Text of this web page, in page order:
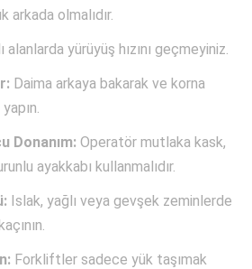
arkada olmalıdır.
alanlarda yürüyüş hızını geçmeyiniz.
Daima arkaya bakarak ve korna
Donanım: Operatör mutlaka kask,
ayakkabı kullanmalıdır.
Islak, yağlı veya gevşek zeminlerde
Forkliftler sadece yük taşımak